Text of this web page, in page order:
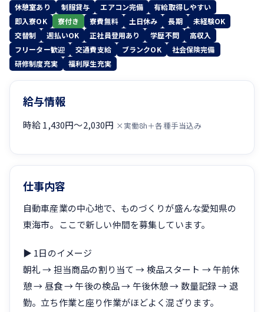
休憩室あり 制服貸与 エアコン完備
有給取得しやすい
即入寮OK
寮付き 寮費無料 土日休み 長期
未経験OK
交替制
週払いOK 正社員登用あり 学歴不問
高収入
フリーター歓迎
交通費支給 ブランクOK
社会保険完備
研修制度充実
福利厚生充実
給与情報
時給 1,430円〜2,030円 ×実働8h＋各種手当込み
仕事内容
自動車産業の中心地で、ものづくりが盛んな愛知県の
東海市。ここで新しい仲間を募集しています。
▶ 1日のイメージ
朝礼 → 担当商品の割り当て → 検品スタート → 午前休
憩 → 昼食 → 午後の検品 → 午後休憩 → 数量記録 → 退
勤。立ち作業と座り作業がほどよく混ざります。